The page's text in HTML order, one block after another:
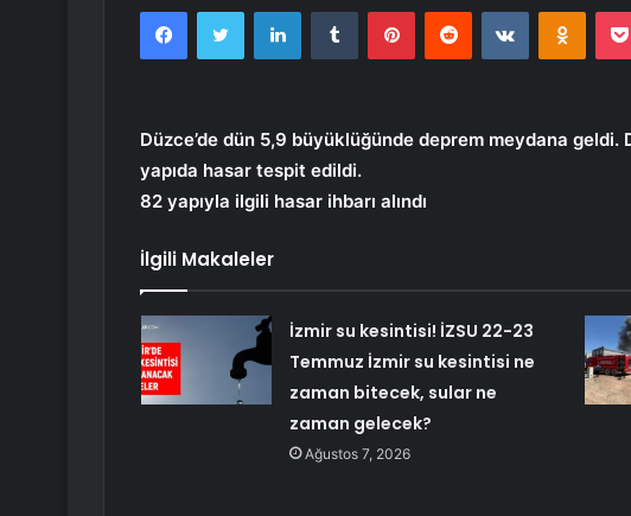
FacebookTwitter LinkedInTumblr PinterestReddit VKontakte
Düzce’de dün 5,9 büyüklüğünde deprem meydana geldi.
yapıda hasar tespit edildi.
82 yapıyla ilgili hasar ihbarı alındı
İlgili Makaleler
İzmir su kesintisi! İZSU 22-23
Temmuz İzmir su kesintisi ne
zaman bitecek, sular ne
zaman gelecek?
Ağustos 7, 2026